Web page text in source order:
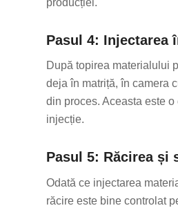
Pasul 4: Injectarea
După topirea materialului
deja în matriță, în camera
din proces. Aceasta este
injecție.
Pasul 5: Răcirea și
Odată ce injectarea
răcire este bine controlat